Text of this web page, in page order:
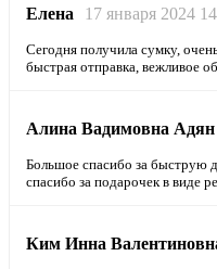
Елена 17 января 2024
Сегодня получила сумку,
быстрая отправка, вежливое
Алина Вадимовна Адян
Большое спасибо за быструю
спасибо за подарочек в виде
Ким Инна